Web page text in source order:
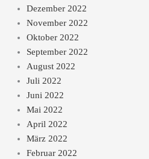
Dezember 2022
November 2022
Oktober 2022
September 2022
August 2022
Juli 2022
Juni 2022
Mai 2022
April 2022
März 2022
Februar 2022